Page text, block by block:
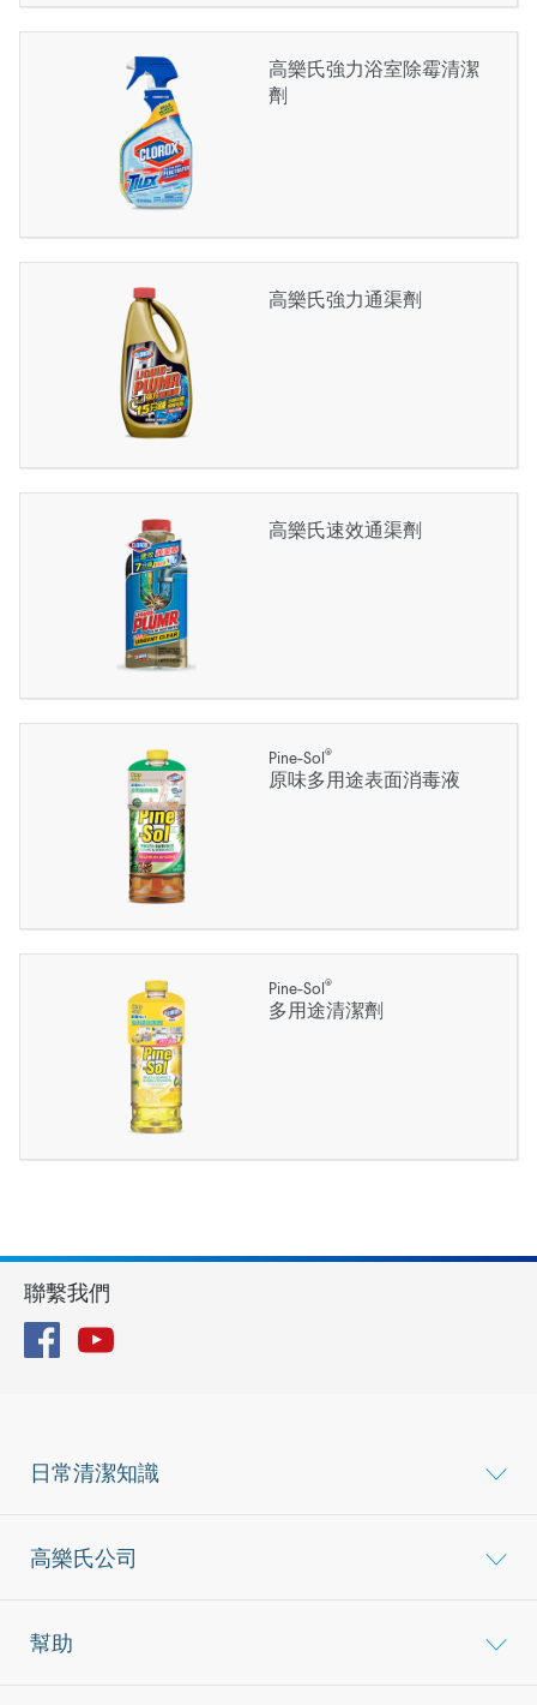
高樂氏強力浴室除霉清潔
劑
高樂氏強力通渠劑
高樂氏速效通渠劑
Pine-Sol®
原味多用途表面消毒液
Pine-Sol®
多用途清潔劑
日常清潔知識
高樂氏公司
幫助
聯繫我們
FacebookYouTube